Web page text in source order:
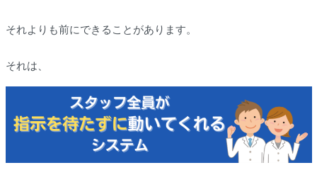
それよりも前にできることがあります。
それは、